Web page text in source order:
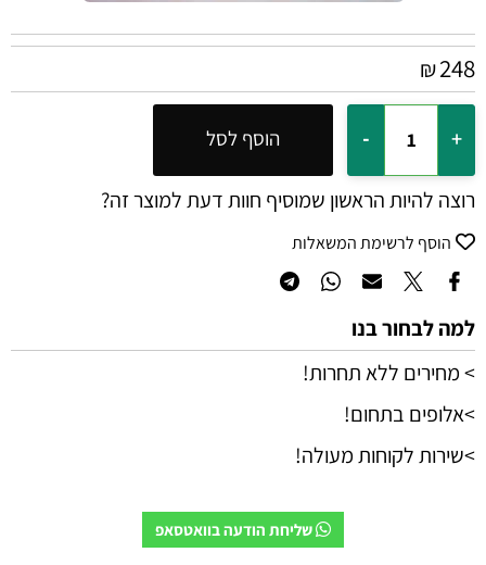
₪248
הוסף לסל
רוצה להיות הראשון שמוסיף חוות דעת למוצר זה?
הוסף לרשימת המשאלות
למה לבחור בנו
> מחירים ללא תחרות!
>אלופים בתחום!
>שירות לקוחות מעולה!
שליחת הודעה בוואטסאפ